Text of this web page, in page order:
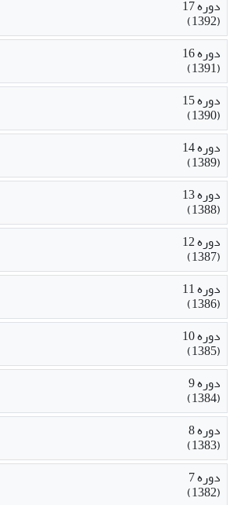
دوره 17
(1392)
دوره 16
(1391)
دوره 15
(1390)
دوره 14
(1389)
دوره 13
(1388)
دوره 12
(1387)
دوره 11
(1386)
دوره 10
(1385)
دوره 9
(1384)
دوره 8
(1383)
دوره 7
(1382)